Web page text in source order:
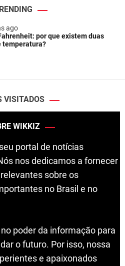
ago
por que existem duas
temperatura?
VISITADOS
WIKKIZ
portal de notícias
nos dedicamos a fornecer
sobre os
no Brasil e no
poder da informação para
o futuro. Por isso, nossa
e apaixonados